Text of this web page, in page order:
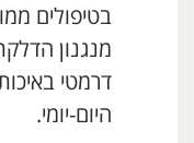
בטיפולים
דרמטי
היום-יומי.